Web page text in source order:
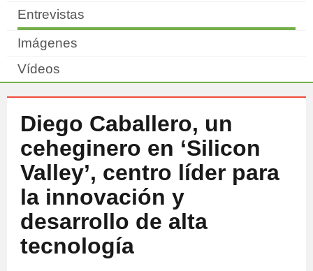
Entrevistas
Imágenes
Vídeos
Diego Caballero, un
ceheginero en ‘Silicon
Valley’, centro líder para
la innovación y
desarrollo de alta
tecnología